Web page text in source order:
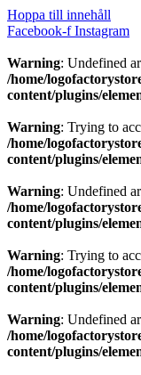
Hoppa till innehåll
Facebook-f Instagram
Warning: Undefined
/home/
content/plugins/
Warning: Trying to
/home/
content/plugins/
Warning: Undefined
/home/
content/plugins/
Warning: Trying to
/home/
content/plugins/
Warning: Undefined
/home/
content/plugins/